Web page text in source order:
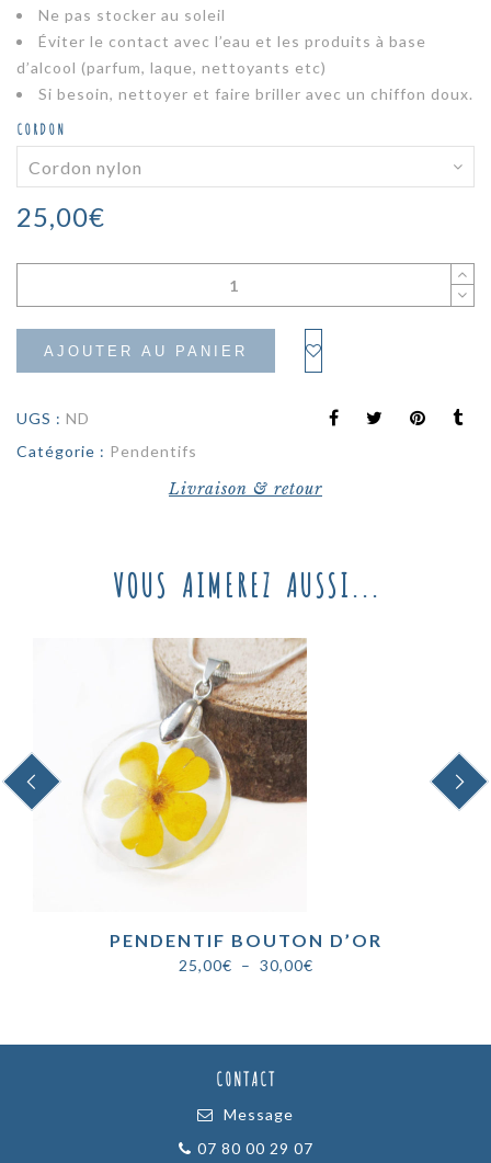
Ne pas stocker au soleil
Éviter le contact avec l’eau et les produits à base
d’alcool (parfum, laque, nettoyants etc)
Si besoin, nettoyer et faire briller avec un chiffon doux.
CORDON
25,00€
AJOUTER AU PANIER
UGS : ND
Catégorie : Pendentifs
Livraison & retour
VOUS AIMEREZ AUSSI...
PREVIOUS
PENDENTIF BOUTON D’OR
25,00€ – 30,00€Plage
25,00€
NEXT
CONTACT
Message
07 80 00 29 07